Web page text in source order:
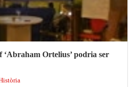
Ortelius’ podria ser